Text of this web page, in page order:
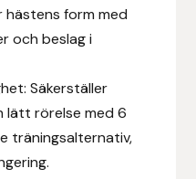
hästens form med
och beslag i
Säkerställer
lätt rörelse med 6
träningsalternativ,